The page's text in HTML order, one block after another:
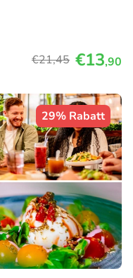
€21,45 €13,90
29% Rabatt